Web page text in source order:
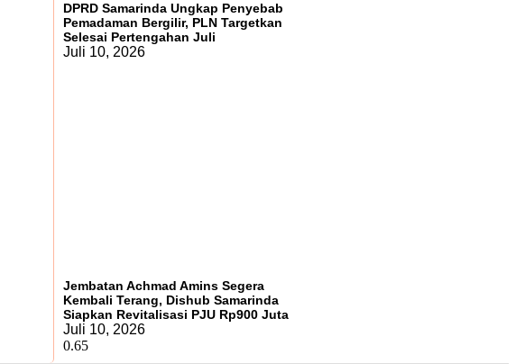
DPRD Samarinda Ungkap Penyebab
Pemadaman Bergilir, PLN Targetkan
Selesai Pertengahan Juli
Juli 10, 2026
Jembatan Achmad Amins Segera
Kembali Terang, Dishub Samarinda
Siapkan Revitalisasi PJU Rp900 Juta
Juli 10, 2026